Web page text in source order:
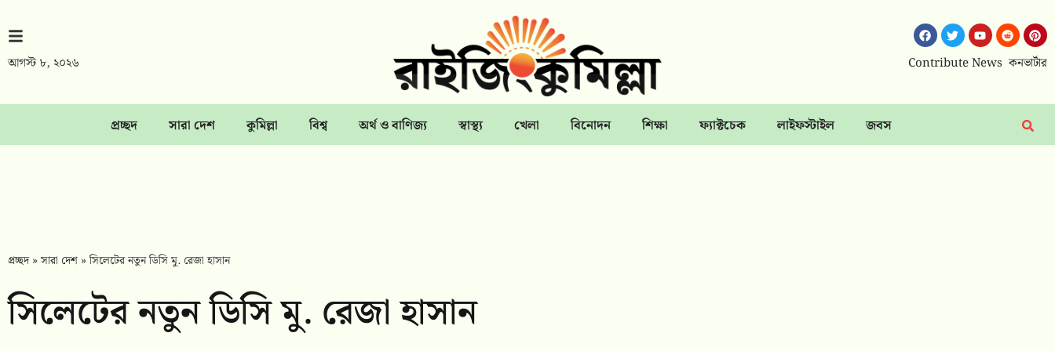
আগস্ট ৮, ২০২৬ Contribute News কনভার্টার
প্রচ্ছদ সারা দেশ কুমিল্লা বিশ্ব অর্থ ও বাণিজ্য স্বাস্থ্য খেলা বিনোদন শিক্ষা ফ্যাক্টচেক লাইফস্টাইল জবস
প্রচ্ছদ»সারা দেশ »সিলেটের নতুন ডিসি মু. রেজা হাসান
সিলেটের নতুন ডিসি মু. রেজা হাসান